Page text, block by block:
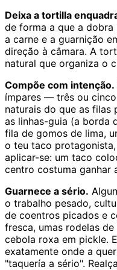
Deixa a tortilla
de forma a que a
a carne e a guarnição
direção à câmara. A
natural que organiza o
Compõe com intenção.
ímpares — três ou
naturais do que as filas
as linhas-guia (a borda
fila de gomos de lima,
o teu taco
aplicar-se: um taco
centro costuma ganhar
Guarnece a sério.
o trabalho pesado,
de coentros picados e
fresca, umas rodelas
cebola roxa em pickle.
exatamente onde a
"taquería a sério".